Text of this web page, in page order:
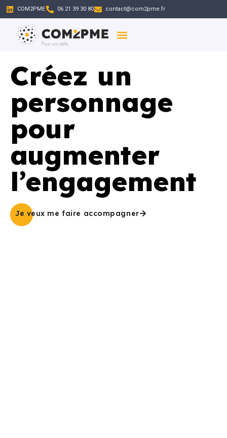
COM2PME 06 21 39 30 80 contact@com2pme.fr
Créez un
personnage
pour
augmenter
l’engagement
Je veux me faire accompagner